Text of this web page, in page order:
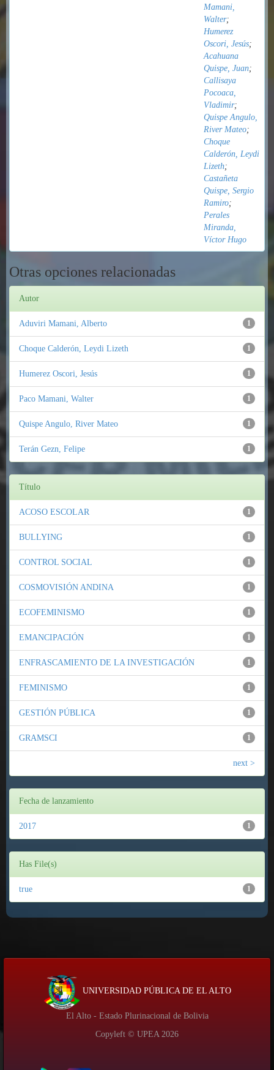
Mamani,
Walter;
Humerez
Oscori, Jesús;
Acahuana
Quispe, Juan;
Callisaya
Pocoaca,
Vladimir;
Quispe Angulo,
River Mateo;
Choque
Calderón, Leydi
Lizeth;
Castañeta
Quispe, Sergio
Ramiro;
Perales
Miranda,
Víctor Hugo
Otras opciones relacionadas
Autor
1
Aduviri Mamani, Alberto
1
Choque Calderón, Leydi Lizeth
1
Humerez Oscori, Jesús
1
Paco Mamani, Walter
1
Quispe Angulo, River Mateo
1
Terán Gezn, Felipe
Título
1
ACOSO ESCOLAR
1
BULLYING
1
CONTROL SOCIAL
1
COSMOVISIÓN ANDINA
1
ECOFEMINISMO
1
EMANCIPACIÓN
1
ENFRASCAMIENTO DE LA INVESTIGACIÓN
1
FEMINISMO
1
GESTIÓN PÚBLICA
1
GRAMSCI
next >
Fecha de lanzamiento
1
2017
Has File(s)
1
true
UNIVERSIDAD PÚBLICA DE EL ALTO
El Alto - Estado Plurinacional de Bolivia
Copyleft © UPEA 2026